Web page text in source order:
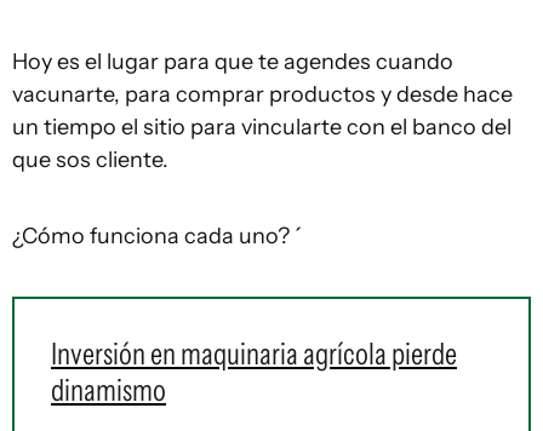
Hoy es el lugar para que te agendes cuando
vacunarte, para comprar productos y desde hace
un tiempo el sitio para vincularte con el banco del
que sos cliente.
¿Cómo funciona cada uno? ´
Inversión en maquinaria agrícola pierde
dinamismo